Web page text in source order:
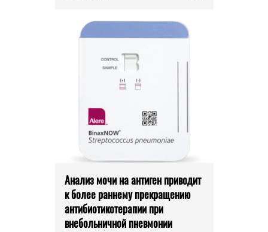
Анализ мочи на антиген приводит
к более раннему прекращению
антибиотикотерапии при
внебольничной пневмонии